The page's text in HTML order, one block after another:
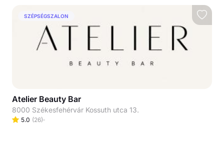
SZÉPSÉGSZALON
Atelier Beauty Bar
8000 Székesfehérvár Kossuth utca 13.
5.0 (26)